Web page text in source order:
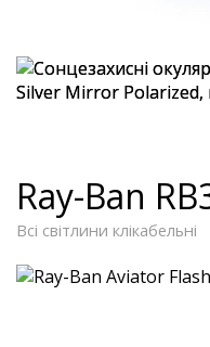
Ray-Ban
Всі світлини клікабельні